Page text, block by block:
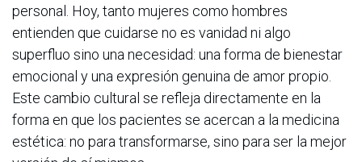
personal. Hoy, tanto mujeres como hombres
entienden que cuidarse no es vanidad ni algo
superfluo sino una necesidad: una forma de bienestar
emocional y una expresión genuina de amor propio.
Este cambio cultural se refleja directamente en la
forma en que los pacientes se acercan a la medicina
estética: no para transformarse, sino para ser la mejor